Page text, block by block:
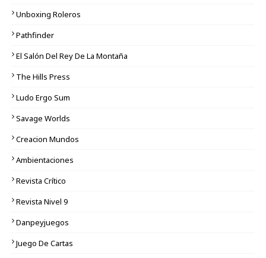
Unboxing Roleros
Pathfinder
El Salón Del Rey De La Montaña
The Hills Press
Ludo Ergo Sum
Savage Worlds
Creacion Mundos
Ambientaciones
Revista Crítico
Revista Nivel 9
Danpeyjuegos
Juego De Cartas